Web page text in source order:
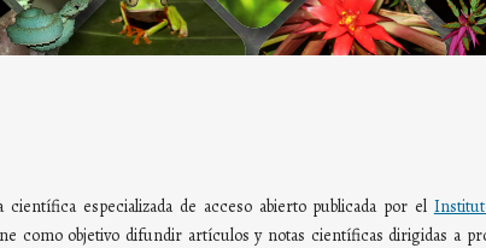
científica especializada de acceso abierto publicada por el
como objetivo difundir artículos y notas científicas dirigidas a